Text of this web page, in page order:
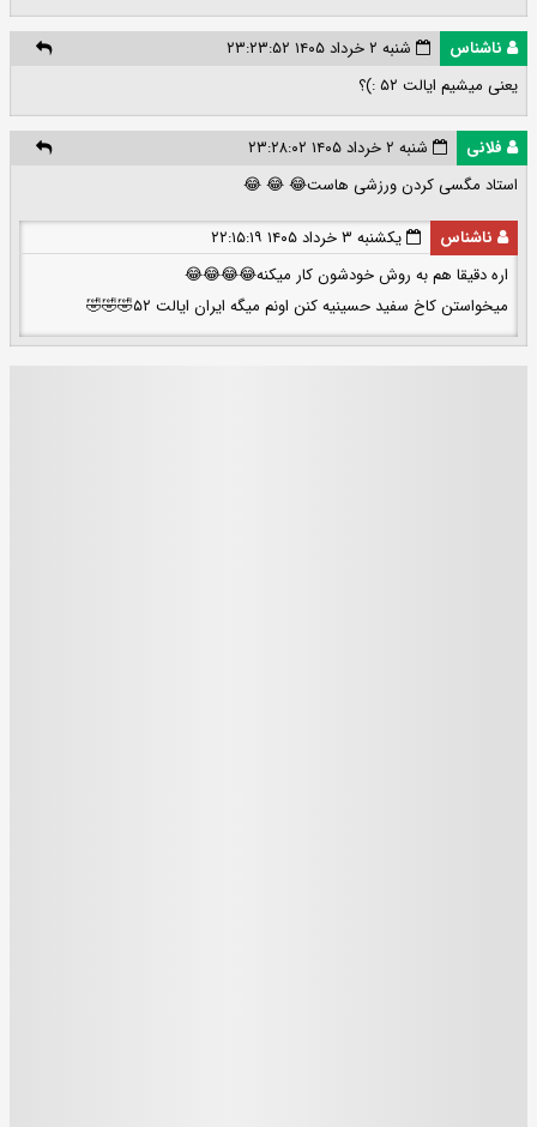
ناشناس
شنبه ۲ خرداد ۱۴۰۵ ۲۳:۲۳:۵۲
یعنی میشیم ایالت ۵۲ :)؟
فلانی
شنبه ۲ خرداد ۱۴۰۵ ۲۳:۲۸:۰۲
استاد مگسی کردن ورزشی هاست😂 😂 😂
ناشناس
یکشنبه ۳ خرداد ۱۴۰۵ ۲۲:۱۵:۱۹
اره دقیقا هم به روش خودشون کار میکنه😂😂😂😂
میخواستن کاخ سفید حسینیه کنن اونم میگه ایران ایالت ۵۲🤣🤣🤣